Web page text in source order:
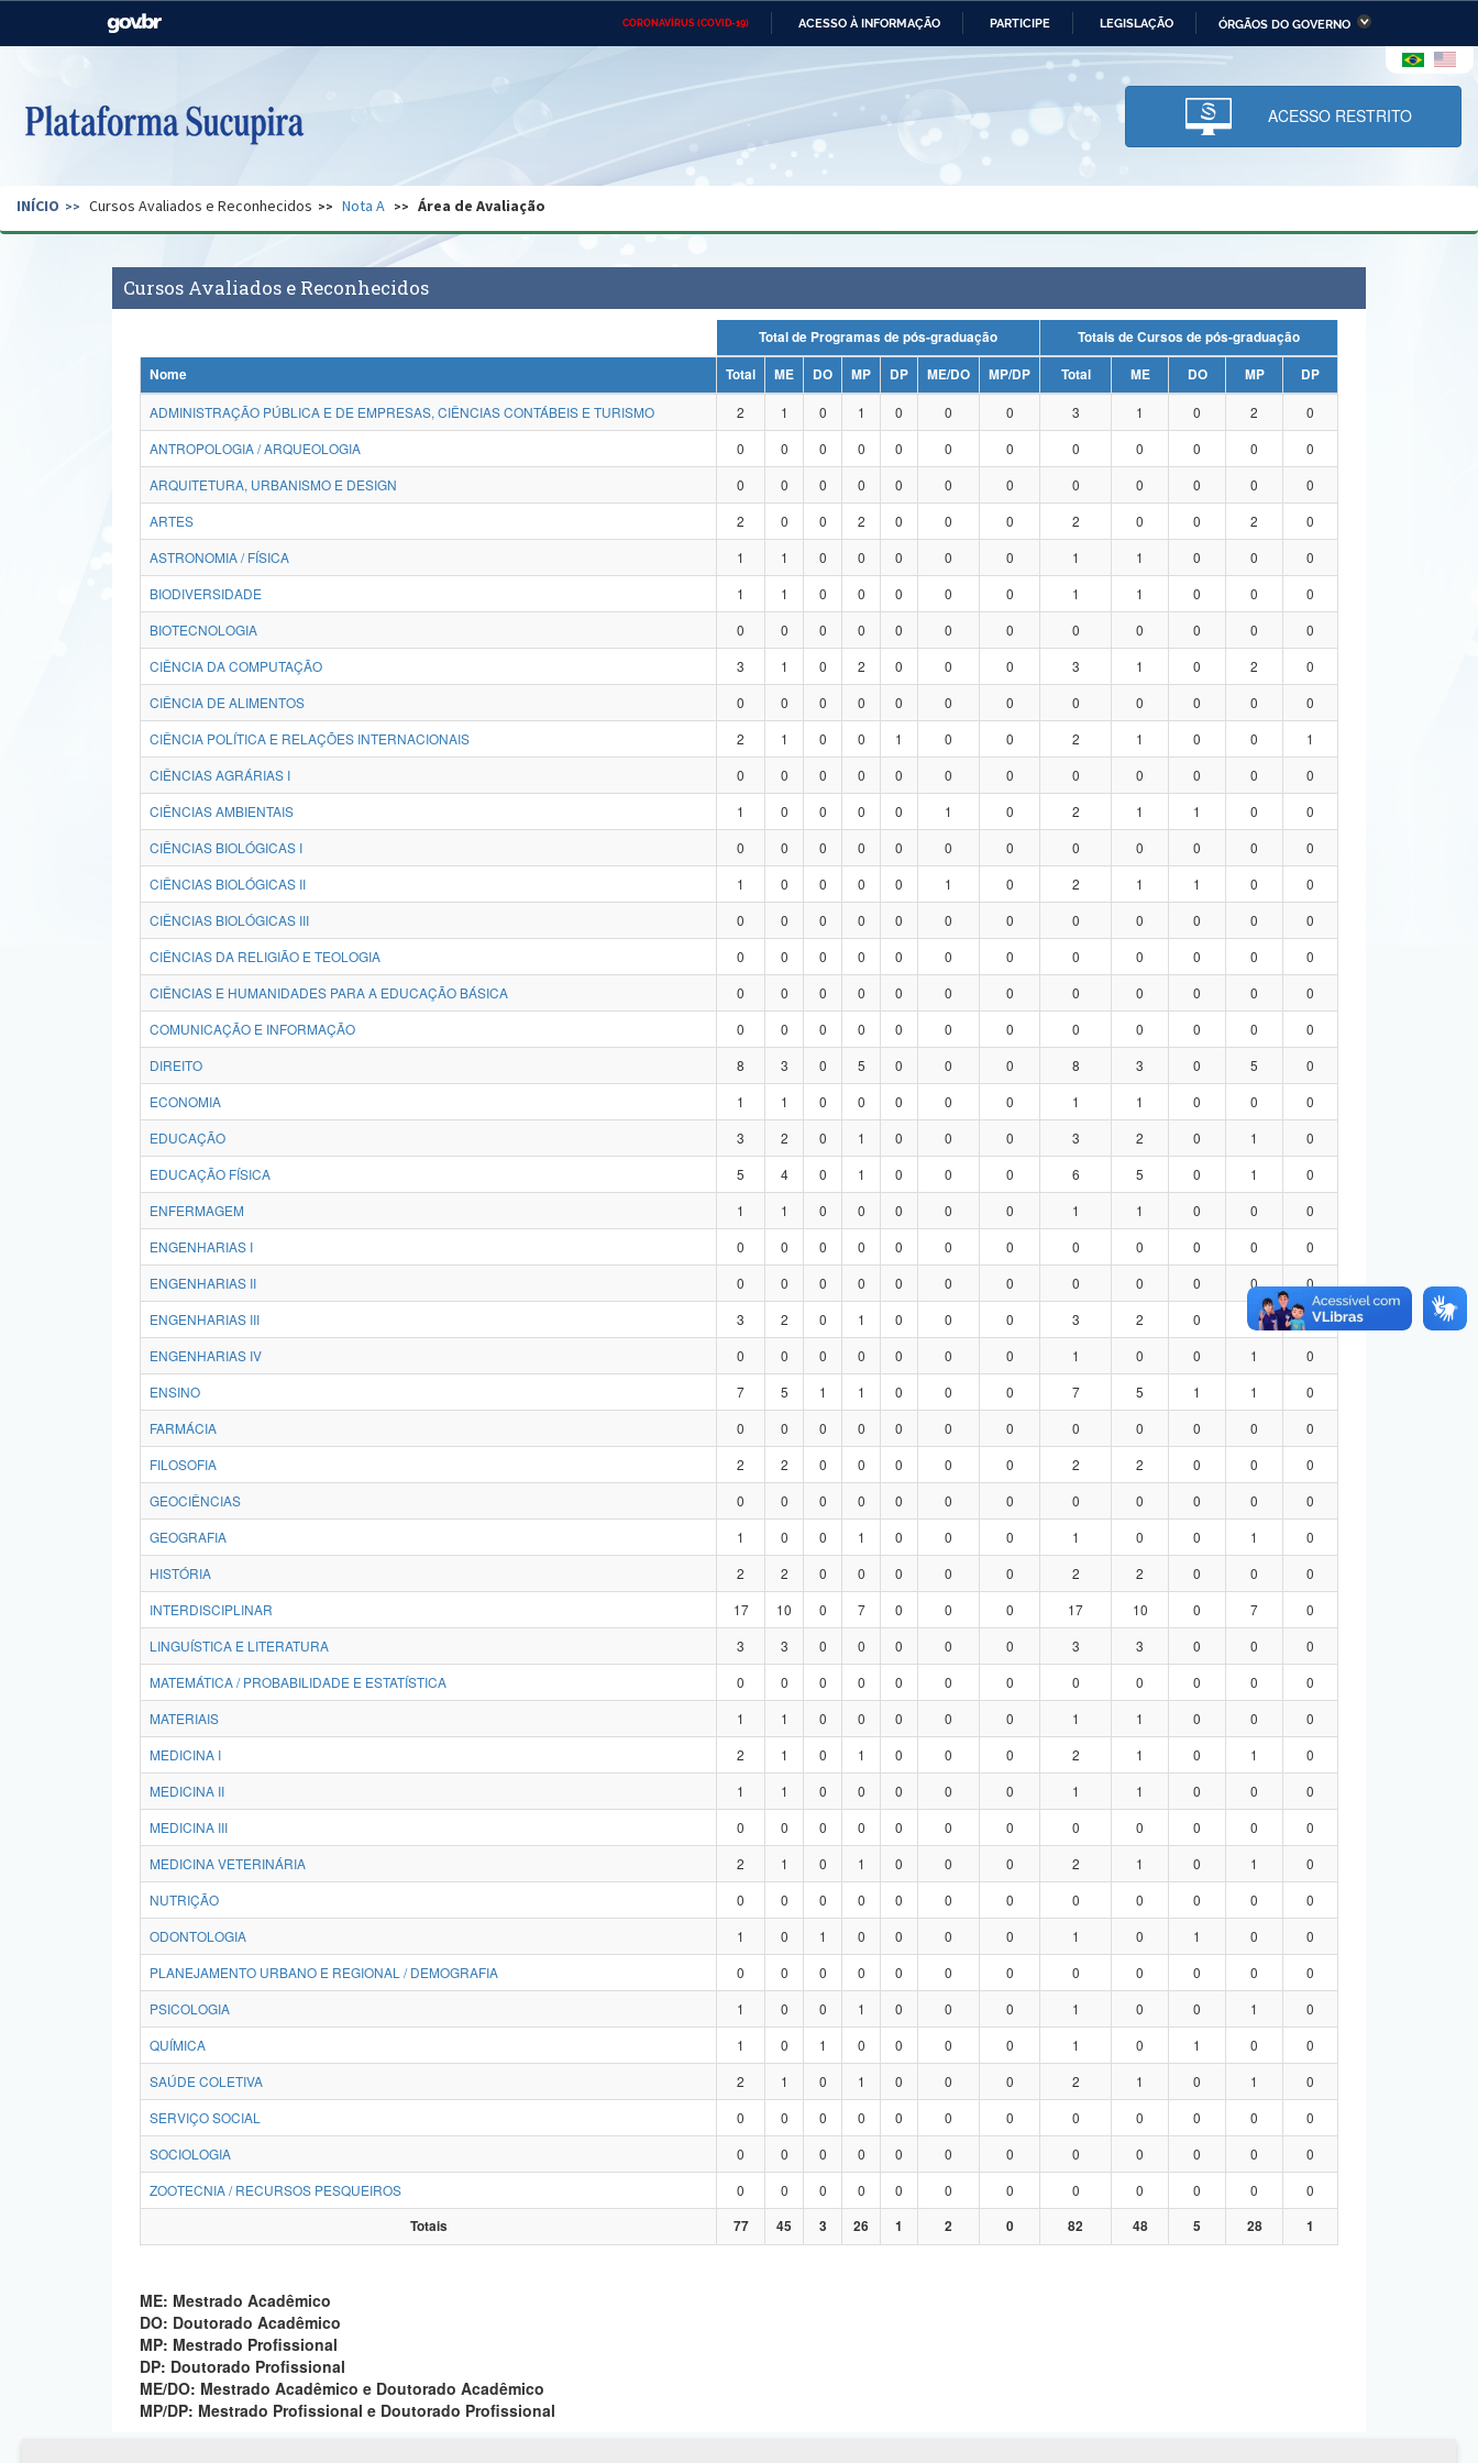
CORONAVÍRUS (COVID-19) ACESSO À INFORMAÇÃO PARTICIPE LEGISLAÇÃO ÓRGÃOS DO GOVERNO
Casa Civil Ministério das Relações Ministério da Economia Ministério da Infraestrutura
Pecuária e Abastecimento
Ministério da Ciência,
Tecnologia, Inovações e
Comunicações
Ministério do Desenvolvimento
Regional e dos Direitos Humanos
Secretaria de Governo Gabinete de Segurança Advocacia-Geral da União Banco Central do Brasil Planalto
ACESSO RESTRITO
INÍCIO Cursos Avaliados e Reconhecidos Nota A Área de Avaliação
Cursos Avaliados e Reconhecidos
Total de Programas de pós-graduação
Totais de Cursos de pós-graduação
Nome
Total ME DO MP DP ME/DO MP/DP Total ME DO MP
DP
ADMINISTRAÇÃO PÚBLICA E DE EMPRESAS, CIÊNCIAS CONTÁBEIS E TURISMO
2 1 0 1 0 0 0 3 1 0 2
0
ANTROPOLOGIA / ARQUEOLOGIA
0 0 0 0 0 0 0 0 0 0 0
0
ARQUITETURA, URBANISMO E DESIGN
0 0 0 0 0 0 0 0 0 0 0
0
ARTES
2 0 0 2 0 0 0 2 0 0 2
0
ASTRONOMIA / FÍSICA
1 1 0 0 0 0 0 1 1 0 0
0
BIODIVERSIDADE
1 1 0 0 0 0 0 1 1 0 0
0
BIOTECNOLOGIA
0 0 0 0 0 0 0 0 0 0 0
0
CIÊNCIA DA COMPUTAÇÃO
3 1 0 2 0 0 0 3 1 0 2
0
CIÊNCIA DE ALIMENTOS
0 0 0 0 0 0 0 0 0 0 0
0
CIÊNCIA POLÍTICA E RELAÇÕES INTERNACIONAIS
2 1 0 0 1 0 0 2 1 0 0
1
CIÊNCIAS AGRÁRIAS I
0 0 0 0 0 0 0 0 0 0 0
0
CIÊNCIAS AMBIENTAIS
1 0 0 0 0 1 0 2 1 1 0
0
CIÊNCIAS BIOLÓGICAS I
0 0 0 0 0 0 0 0 0 0 0
0
CIÊNCIAS BIOLÓGICAS II
1 0 0 0 0 1 0 2 1 1 0
0
CIÊNCIAS BIOLÓGICAS III
0 0 0 0 0 0 0 0 0 0 0
0
CIÊNCIAS DA RELIGIÃO E TEOLOGIA
0 0 0 0 0 0 0 0 0 0 0
0
CIÊNCIAS E HUMANIDADES PARA A EDUCAÇÃO BÁSICA
0 0 0 0 0 0 0 0 0 0 0
0
COMUNICAÇÃO E INFORMAÇÃO
0 0 0 0 0 0 0 0 0 0 0
0
DIREITO
8 3 0 5 0 0 0 8 3 0 5
0
ECONOMIA
1 1 0 0 0 0 0 1 1 0 0
0
EDUCAÇÃO
3 2 0 1 0 0 0 3 2 0 1
0
EDUCAÇÃO FÍSICA
5 4 0 1 0 0 0 6 5 0 1
0
ENFERMAGEM
1 1 0 0 0 0 0 1 1 0 0
0
ENGENHARIAS I
0 0 0 0 0 0 0 0 0 0 0
0
ENGENHARIAS II
0 0 0 0 0 0 0 0 0 0 0
0
ENGENHARIAS III
3 2 0 1 0 0 0 3 2 0
0
ENGENHARIAS IV
0 0 0 0 0 0 0 1 0 0 1
0
ENSINO
7 5 1 1 0 0 0 7 5 1 1
0
FARMÁCIA
0 0 0 0 0 0 0 0 0 0 0
0
FILOSOFIA
2 2 0 0 0 0 0 2 2 0 0
0
GEOCIÊNCIAS
0 0 0 0 0 0 0 0 0 0 0
0
GEOGRAFIA
1 0 0 1 0 0 0 1 0 0 1
0
HISTÓRIA
2 2 0 0 0 0 0 2 2 0 0
0
INTERDISCIPLINAR
17 10 0 7 0 0 0 17 10 0 7
0
LINGUÍSTICA E LITERATURA
3 3 0 0 0 0 0 3 3 0 0
0
MATEMÁTICA / PROBABILIDADE E ESTATÍSTICA
0 0 0 0 0 0 0 0 0 0 0
0
MATERIAIS
1 1 0 0 0 0 0 1 1 0 0
0
MEDICINA I
2 1 0 1 0 0 0 2 1 0 1
0
MEDICINA II
1 1 0 0 0 0 0 1 1 0 0
0
MEDICINA III
0 0 0 0 0 0 0 0 0 0 0
0
MEDICINA VETERINÁRIA
2 1 0 1 0 0 0 2 1 0 1
0
NUTRIÇÃO
0 0 0 0 0 0 0 0 0 0 0
0
ODONTOLOGIA
1 0 1 0 0 0 0 1 0 1 0
0
PLANEJAMENTO URBANO E REGIONAL / DEMOGRAFIA
0 0 0 0 0 0 0 0 0 0 0
0
PSICOLOGIA
1 0 0 1 0 0 0 1 0 0 1
0
QUÍMICA
1 0 1 0 0 0 0 1 0 1 0
0
SAÚDE COLETIVA
2 1 0 1 0 0 0 2 1 0 1
0
SERVIÇO SOCIAL
0 0 0 0 0 0 0 0 0 0 0
0
SOCIOLOGIA
0 0 0 0 0 0 0 0 0 0 0
0
ZOOTECNIA / RECURSOS PESQUEIROS
0 0 0 0 0 0 0 0 0 0 0
0
Totais
77 45 3 26 1 2 0 82 48 5 28 1
ME: Mestrado Acadêmico
DO: Doutorado Acadêmico
MP: Mestrado Profissional
DP: Doutorado Profissional
ME/DO: Mestrado Acadêmico e Doutorado Acadêmico
MP/DP: Mestrado Profissional e Doutorado Profissional